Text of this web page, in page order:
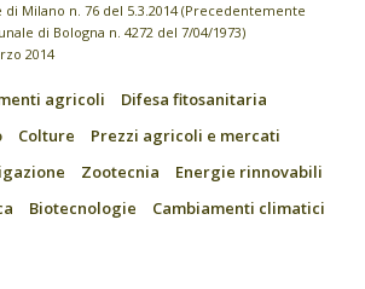
Milano n. 76 del 5.3.2014 (Precedentemente
di Bologna n. 4272 del 7/04/1973)
2014
agricoli
Difesa fitosanitaria
Colture
Prezzi agricoli e mercati
Zootecnia
Energie rinnovabili
Biotecnologie
Cambiamenti climatici